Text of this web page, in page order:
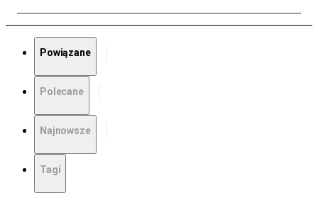
Powiązane
Polecane
Najnowsze
Tagi